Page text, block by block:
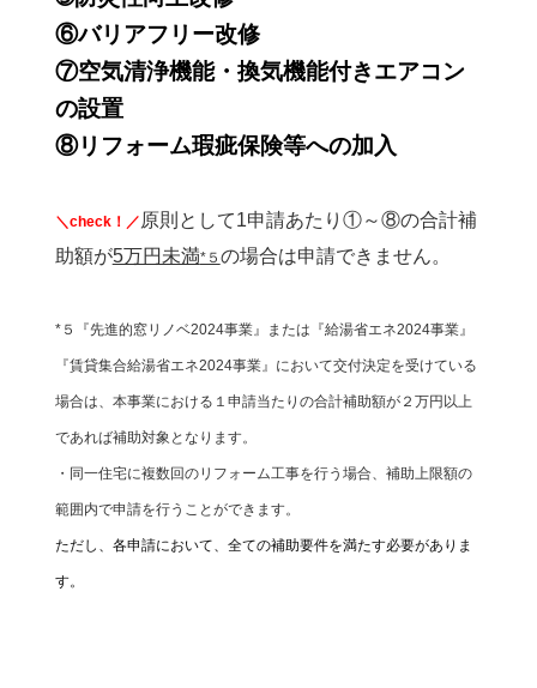
⑥バリアフリー改修
⑦空気清浄機能・換気機能付きエアコン
の設置
⑧リフォーム瑕疵保険等への加入
＼check！／原則として1申請あたり①～⑧の合計補
助額が5万円未満*５ の場合は申請できません。
*５『先進的窓リノベ2024事業』または『給湯省エネ2024事業』
『賃貸集合給湯省エネ2024事業』において交付決定を受けている
場合は、本事業における１申請当たりの合計補助額が２万円以上
であれば補助対象となります。
・同一住宅に複数回のリフォーム工事を行う場合、補助上限額の
範囲内で申請を行うことができます。
ただし、各申請において、全ての補助要件を満たす必要がありま
す。